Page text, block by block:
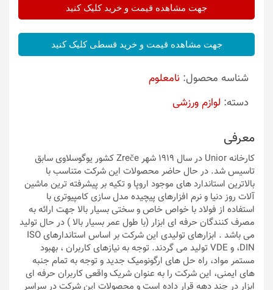
جهت مشاهده قیمت و خرید کلیک کنید
جهت مشاهده قیمت و خرید قسطی کلیک کنید
شناسه محصول: نامعلوم
دسته: لوازم ورزشی
معرفی
کارخانه Unior در سال 1919 شهر Zreče کشور یوگوسلاوی سابق
تاسیس شد. در حال حاضر محصولات این شرکت متناسب با
بالاترین استاندارد های موجود اروپا و تکیه بر پیشرفته ترین ماشین
آلات روز دنیا و نرم افزارهای پیچیده مدل سازی کامپیوتری با
استفاده از فولاد با خواص خاص و سختی بسیار بالا جهت ارائه به
مصرف کنندگان حرفه ای ابزار (با طول عمر بسیار بالا ) در حال تولید
می باشد . ابزارهای تولیدی این شرکت بر اساس استاندارهای ISO
،DIN و VDE تولید می گردند. توجه به نیازهای کاربران ، بهبود
مستمر مواد، راه حل های ارگونومیک جدید و توجه به تمام جنبه
های ایمنی، این شرکت را به عنوان شریک واقعی کاربران حرفه ای
ابزار در چند دهه قرار داده است و محصولات این شرکت در سراسر